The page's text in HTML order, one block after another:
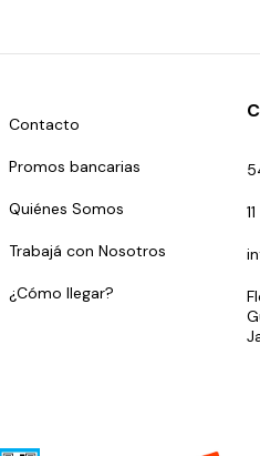
Contacto
Promos bancarias
Quiénes Somos
Trabajá con Nosotros
¿Cómo llegar?